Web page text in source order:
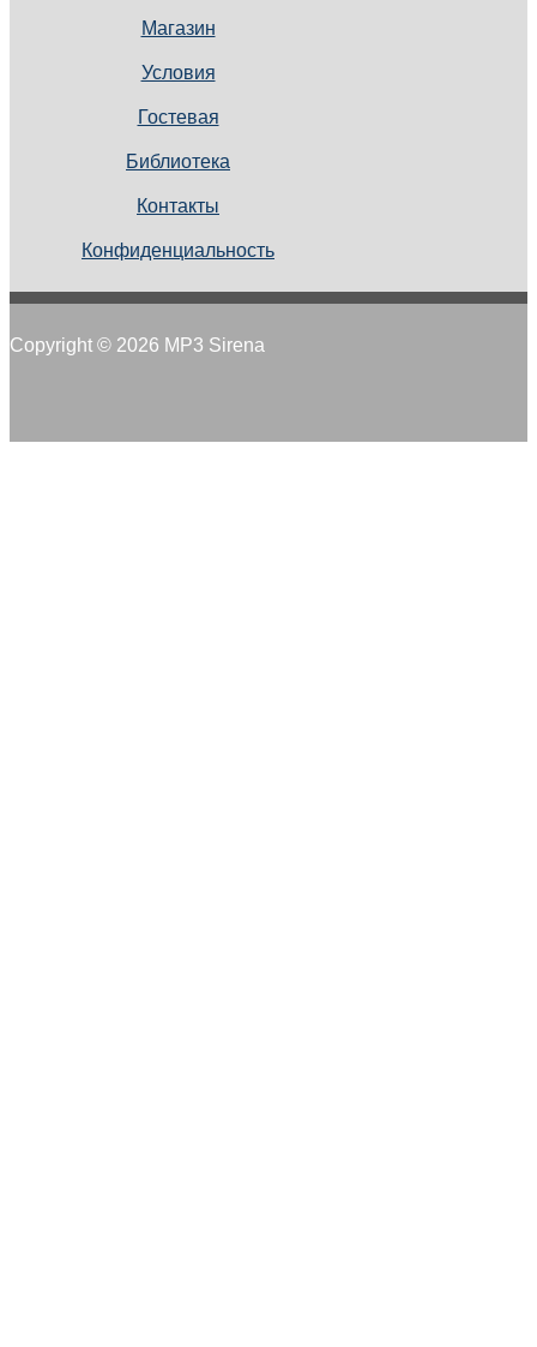
Магазин
Условия
Гостевая
Библиотека
Контакты
Конфиденциальность
Copyright © 2026 MP3 Sirena